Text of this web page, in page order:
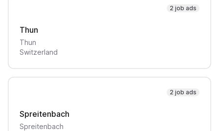
2 job ads
Thun
Thun
Switzerland
2 job ads
Spreitenbach
Spreitenbach